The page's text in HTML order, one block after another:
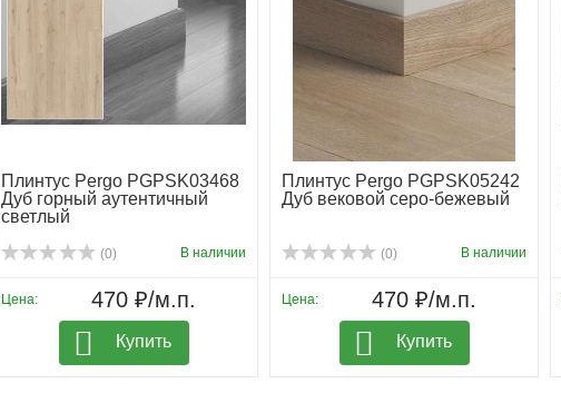
Плинтус Pergo PGPSK03468
Дуб горный аутентичный
светлый
(0) В наличии
Цена: 470 ₽/м.п.
Купить
Плинтус Pergo PGPSK05242
Дуб вековой серо-бежевый
(0) В наличии
Цена: 470 ₽/м.п.
Купить